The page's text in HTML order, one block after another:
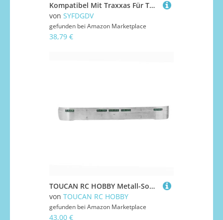
Kompatibel Mit Traxxas Für TRX4M 1/18 RC-Autos, Upgrade-Teile, Wasserdicht, Camping-Markise, Dachzelt, Sonnenschutz RC Auto Upgrade-Teile(Silver)
von SYFDGDV
gefunden bei Amazon Marketplace
38,79 €
TOUCAN RC HOBBY Metall-Sonnenblende, 3 V, LED-Scheinwerfer, Sonnenschutz, kompatibel mit DIY Tamiya 1/14 RC-Sattelzugmaschine 770S, ferngesteuertes LKW-Auto, Modellfahrzeuge
von TOUCAN RC HOBBY
gefunden bei Amazon Marketplace
43,00 €